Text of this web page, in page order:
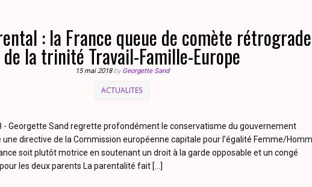
: la France queue de comète rétrograde
de la trinité Travail-Famille-Europe
15 mai 2018byGeorgette Sand
ACTUALITES
- Georgette Sand regrette profondément le conservatisme du gouvernement
une directive de la Commission européenne capitale pour l’égalité Femme/
soit plutôt motrice en soutenant un droit à la garde opposable et un congé
les deux parents La parentalité fait […]